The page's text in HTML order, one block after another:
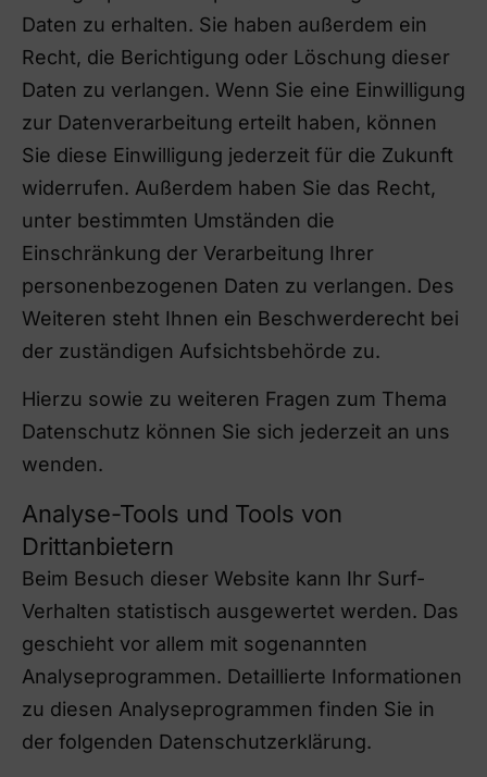
Daten zu erhalten. Sie haben außerdem ein
Recht, die Berichtigung oder Löschung dieser
Daten zu verlangen. Wenn Sie eine Einwilligung
zur Datenverarbeitung erteilt haben, können
Sie diese Einwilligung jederzeit für die Zukunft
widerrufen. Außerdem haben Sie das Recht,
unter bestimmten Umständen die
Einschränkung der Verarbeitung Ihrer
personenbezogenen Daten zu verlangen. Des
Weiteren steht Ihnen ein Beschwerderecht bei
der zuständigen Aufsichtsbehörde zu.
Hierzu sowie zu weiteren Fragen zum Thema
Datenschutz können Sie sich jederzeit an uns
wenden.
Analyse-Tools und Tools von
Drittanbietern
Beim Besuch dieser Website kann Ihr Surf-
Verhalten statistisch ausgewertet werden. Das
geschieht vor allem mit sogenannten
Analyseprogrammen. Detaillierte Informationen
zu diesen Analyseprogrammen finden Sie in
der folgenden Datenschutzerklärung.